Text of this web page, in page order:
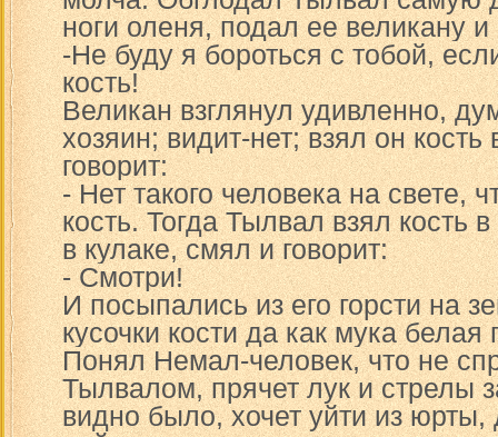
ноги оленя, подал ее великану и
-Не буду я бороться с тобой,
кость!
Великан взглянул удивленно,
хозяин; видит-нет; взял он
говорит:
- Нет такого человека на свете,
кость. Тогда Тылвал взял кость
в кулаке, смял и говорит:
- Смотри!
И посыпались из его горсти на
кусочки кости да как мука
Понял Немал-человек, что не
Тылвалом, прячет лук и стрелы
видно было, хочет уйти из юрты,